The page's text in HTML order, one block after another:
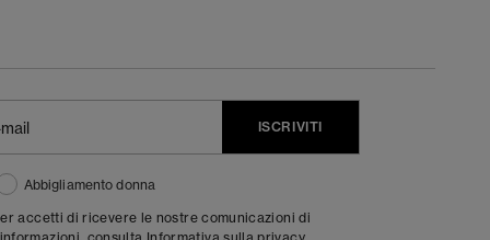
ISCRIVITI
Abbigliamento donna
accetti di ricevere le nostre comunicazioni di